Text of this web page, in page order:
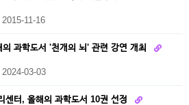
2015-11-16
과학도서 '천개의 뇌' 관련 강연 개최
2024-03-03
센터, 올해의 과학도서 10권 선정